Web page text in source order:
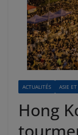
ACTUALITÉS ASIE
Hong